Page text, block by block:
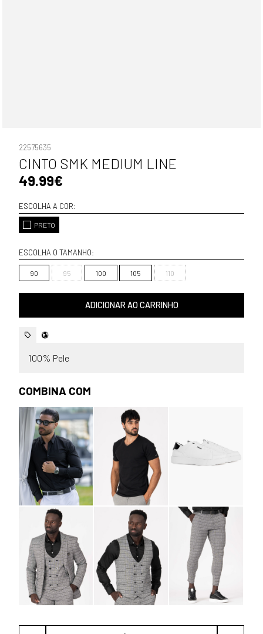
22575635
CINTO SMK MEDIUM LINE
49.99€
ESCOLHA A COR:
PRETO
ESCOLHA O TAMANHO:
90 95 100 105 110
ADICIONAR AO CARRINHO
100% Pele
COMBINA COM